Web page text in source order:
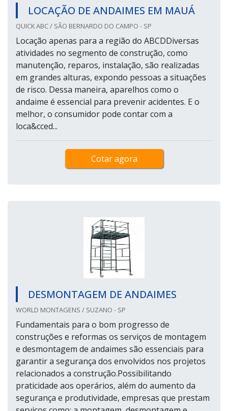
LOCAÇÃO DE ANDAIMES EM MAUÁ
QUICK ABC / SÃO BERNARDO DO CAMPO - SP
Locação apenas para a região do ABCDDiversas
atividades no segmento de construção, como
manutenção, reparos, instalação, são realizadas
em grandes alturas, expondo pessoas a situações
de risco. Dessa maneira, aparelhos como o
andaime é essencial para prevenir acidentes. E o
melhor, o consumidor pode contar com a
loca&cced...
Cotar agora
DESMONTAGEM DE ANDAIMES
WORLD MONTAGENS / SUZANO - SP
Fundamentais para o bom progresso de
construções e reformas os serviços de montagem
e desmontagem de andaimes são essenciais para
garantir a segurança dos envolvidos nos projetos
relacionados a construção.Possibilitando
praticidade aos operários, além do aumento da
segurança e produtividade, empresas que prestam